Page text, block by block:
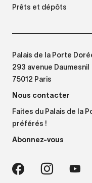
Prêts et dépôts
Palais de la Porte
293 avenue Daumesnil
75012 Paris
Nous contacter
Faites du Palais de la
préférés !
Abonnez-vous